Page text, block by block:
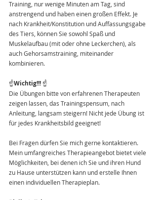
Training, nur wenige Minuten am Tag, sind
anstrengend und haben einen großen Effekt. Je
nach Krankheit/Konstitution und Auffassungsgabe
des Tiers, können Sie sowohl Spaß und
Muskelaufbau (mit oder ohne Leckerchen), als
auch Gehorsamstraining, miteinander
kombinieren.
☝️Wichtig!!! ☝️
Die Übungen bitte von erfahrenen Therapeuten
zeigen lassen, das Trainingspensum, nach
Anleitung, langsam steigern! Nicht jede Übung ist
für jedes Krankheitsbild geeignet!
Bei Fragen dürfen Sie mich gerne kontaktieren.
Mein umfangreiches Therapieangebot bietet viele
Möglichkeiten, bei denen ich Sie und ihren Hund
zu Hause unterstützen kann und erstelle Ihnen
einen individuellen Therapieplan.